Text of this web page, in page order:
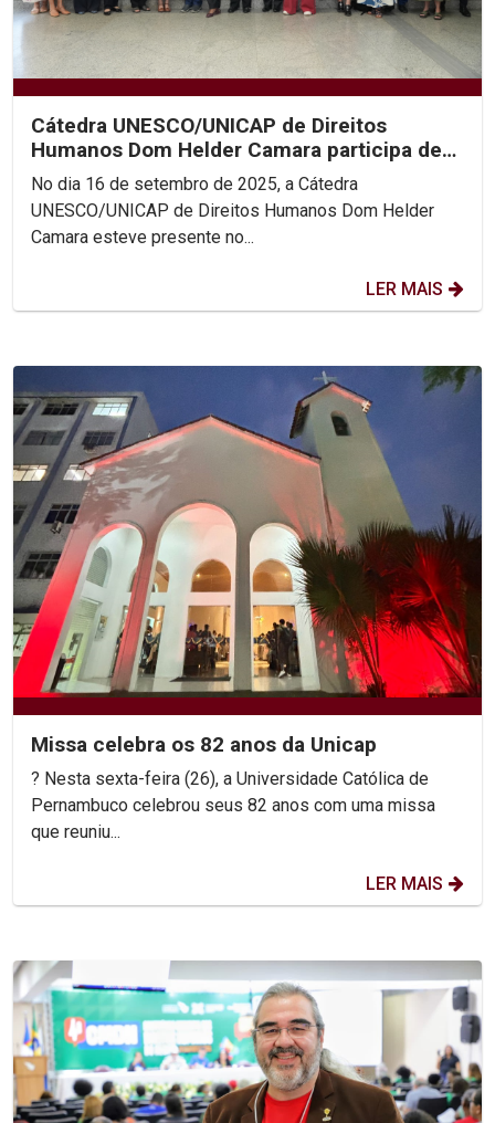
Cátedra UNESCO/UNICAP de Direitos
Humanos Dom Helder Camara participa de
Encontro Nacional das...
No dia 16 de setembro de 2025, a Cátedra
UNESCO/UNICAP de Direitos Humanos Dom Helder
Camara esteve presente no...
LER MAIS
Missa celebra os 82 anos da Unicap
? Nesta sexta-feira (26), a Universidade Católica de
Pernambuco celebrou seus 82 anos com uma missa
que reuniu...
LER MAIS